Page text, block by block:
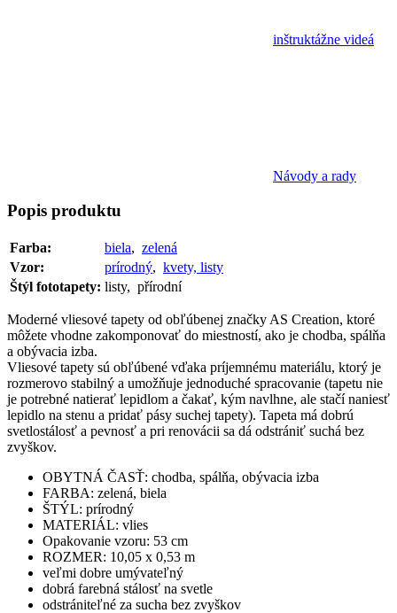
inštruktážne videá
Návody a rady
Popis produktu
Farba: biela, zelená
Vzor:
prírodný, kvety, listy
Štýl fototapety: listy, přírodní
Moderné vliesové tapety od obľúbenej značky AS Creation, ktoré
môžete vhodne zakomponovať do miestností, ako je chodba, spálňa
a obývacia izba.
Vliesové tapety sú obľúbené vďaka príjemnému materiálu, ktorý je
rozmerovo stabilný a umožňuje jednoduché spracovanie (tapetu nie
je potrebné natierať lepidlom a čakať, kým navlhne, ale stačí naniesť
lepidlo na stenu a pridať pásy suchej tapety). Tapeta má dobrú
svetlostálosť a pevnosť a pri renovácii sa dá odstrániť suchá bez
zvyškov.
OBYTNÁ ČASŤ: chodba, spálňa, obývacia izba
FARBA: zelená, biela
ŠTÝL: prírodný
MATERIÁL: vlies
Opakovanie vzoru: 53 cm
ROZMER: 10,05 x 0,53 m
veľmi dobre umývateľný
dobrá farebná stálosť na svetle
odstrániteľné za sucha bez zvyškov